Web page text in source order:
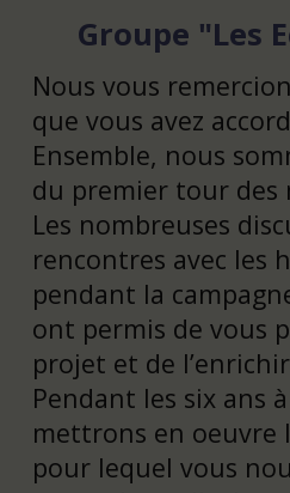
Groupe "Les
Nous vous
que vous avez
Ensemble, nous
du premier tour des
Les nombreuses
rencontres avec les
pendant la
ont permis de vous
projet et de
Pendant les six ans
mettrons en oeuvre
pour lequel vous